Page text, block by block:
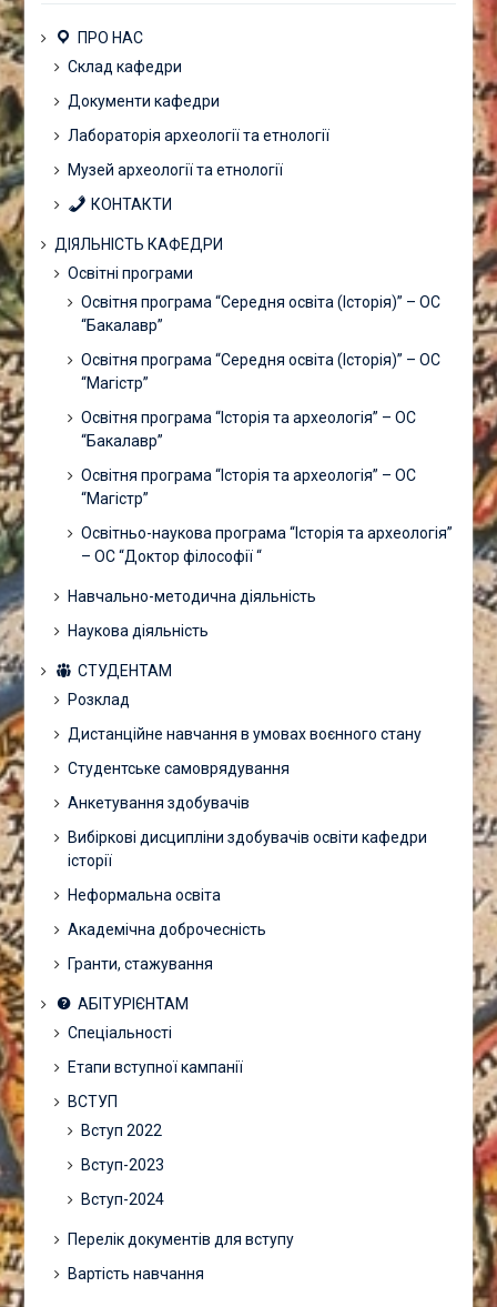
ПРО НАС
Склад кафедри
Документи кафедри
Лабораторія археології та етнології
Музей археології та етнології
КОНТАКТИ
ДІЯЛЬНІСТЬ КАФЕДРИ
Освітні програми
Освітня програма “Середня освіта (Історія)” – ОС
“Бакалавр”
Освітня програма “Середня освіта (Історія)” – ОС
“Магістр”
Освітня програма “Історія та археологія” – ОС
“Бакалавр”
Освітня програма “Історія та археологія” – ОС
“Магістр”
Освітньо-наукова програма “Історія та археологія”
– ОС “Доктор філософії “
Навчально-методична діяльність
Наукова діяльність
СТУДЕНТАМ
Розклад
Дистанційне навчання в умовах воєнного стану
Студентське самоврядування
Анкетування здобувачів
Вибіркові дисципліни здобувачів освіти кафедри
історії
Неформальна освіта
Академічна доброчесність
Гранти, стажування
АБІТУРІЄНТАМ
Спеціальності
Етапи вступної кампанії
ВСТУП
Вступ 2022
Вступ-2023
Вступ-2024
Перелік документів для вступу
Вартість навчання